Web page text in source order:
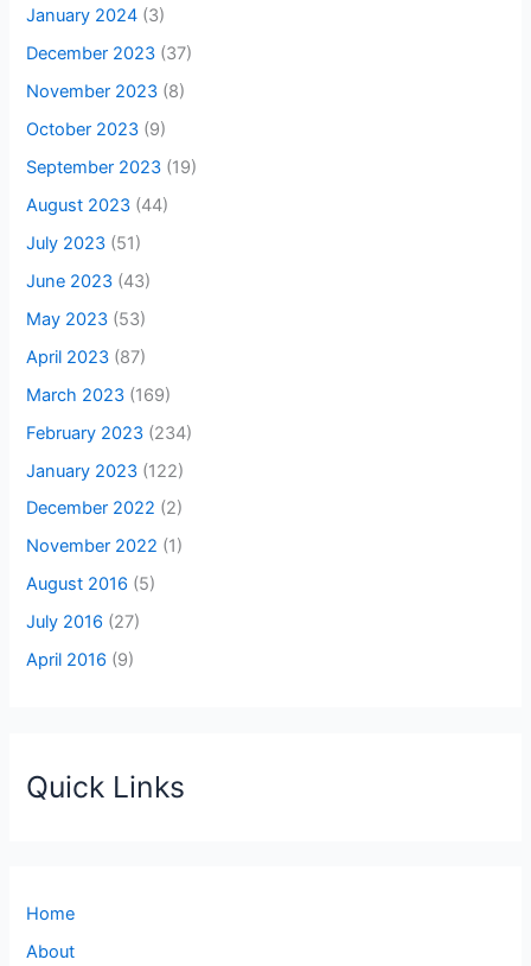
January 2024 (3)
December 2023 (37)
November 2023 (8)
October 2023 (9)
September 2023 (19)
August 2023 (44)
July 2023 (51)
June 2023 (43)
May 2023 (53)
April 2023 (87)
March 2023 (169)
February 2023 (234)
January 2023 (122)
December 2022 (2)
November 2022 (1)
August 2016 (5)
July 2016 (27)
April 2016 (9)
Quick Links
Home
About